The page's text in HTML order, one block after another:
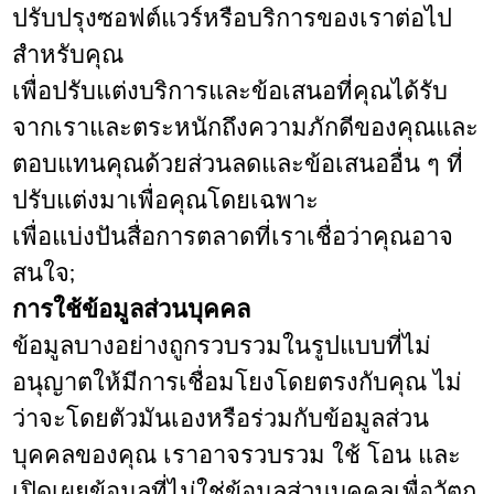
ปรับปรุงซอฟต์แวร์หรือบริการของเราต่อไป
สำหรับคุณ
เพื่อปรับแต่งบริการและข้อเสนอที่คุณได้รับ
จากเราและตระหนักถึงความภักดีของคุณและ
ตอบแทนคุณด้วยส่วนลดและข้อเสนออื่น ๆ ที่
ปรับแต่งมาเพื่อคุณโดยเฉพาะ
เพื่อแบ่งปันสื่อการตลาดที่เราเชื่อว่าคุณอาจ
สนใจ;
การใช้ข้อมูลส่วนบุคคล
ข้อมูลบางอย่างถูกรวบรวมในรูปแบบที่ไม่
อนุญาตให้มีการเชื่อมโยงโดยตรงกับคุณ ไม่
ว่าจะโดยตัวมันเองหรือร่วมกับข้อมูลส่วน
บุคคลของคุณ เราอาจรวบรวม ใช้ โอน และ